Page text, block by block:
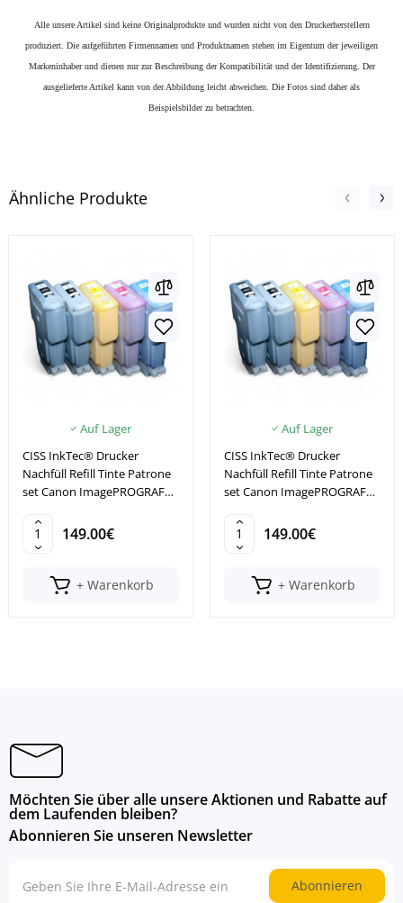
Alle unsere Artikel sind keine Originalprodukte und wurden nicht von den Druckerherstellern
produziert. Die aufgeführten Firmennamen und Produktnamen stehen im Eigentum der jeweiligen
Markeninhaber und dienen nur zur Beschreibung der Kompatibilität und der Identifizierung. Der
ausgelieferte Artikel kann von der Abbildung leicht abweichen. Die Fotos sind daher als
Beispielsbilder zu betrachten.
Ähnliche Produkte
Auf Lager
CISS InkTec® Drucker
Nachfüll Refill Tinte Patrone
set Canon ImagePROGRAF
149.00€
+ Warenkorb
Auf Lager
CISS InkTec® Drucker
Nachfüll Refill Tinte Patrone
set Canon ImagePROGRAF
149.00€
+ Warenkorb
Möchten Sie über alle unsere Aktionen und Rabatte auf
dem Laufenden bleiben?
Abonnieren Sie unseren Newsletter
Abonnieren